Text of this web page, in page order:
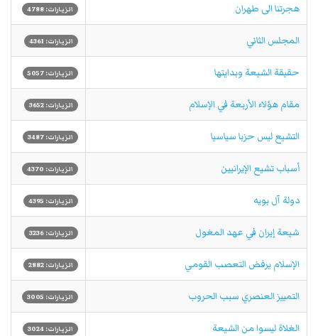
هجرتنا الى طهران الزيارات: 4788
المجلس الثاني الزيارات: 4361
حقيقة الشيعة وبدايتها الزيارات: 5057
مقام هؤلاء الأربعة في الإسلام الزيارات: 3652
التشيع ليس حزبا سياسيا الزيارات: 3487
أسباب تشيع الإيرانيين الزيارات: 4370
دولة آل بويه الزيارات: 4395
شيعة إيران في عهد المغول الزيارات: 3236
الإسلام يرفض التعصب القومي الزيارات: 2882
التمييز العنصري سبب الحروب الزيارات: 3005
الغلاة ليسوا من الشيعة الزيارات: 3024